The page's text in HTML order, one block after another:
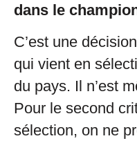
dans le
C’est une
qui vient en
du pays. Il n’est
Pour le second
sélection, on ne